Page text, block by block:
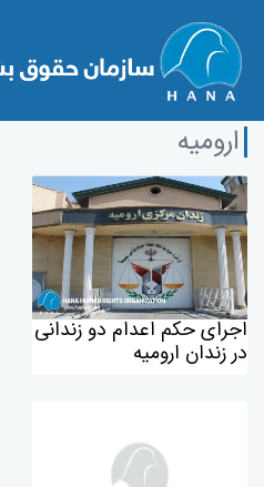
ارومیە
اجرای حکم اعدام دو زندانی
در زندان ارومیە